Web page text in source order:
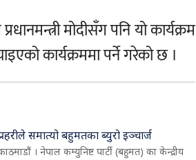
मोदीसँग पनि यो कार्यक्रम
कार्यक्रममा पर्ने गरेको छ ।
समात्यो बहुमतका ब्युरो इञ्चार्ज
। नेपाल कम्युनिष्ट पार्टी (बहुमत) का केन्द्रीय